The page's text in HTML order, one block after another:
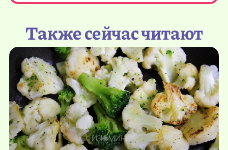
Также сейчас читают